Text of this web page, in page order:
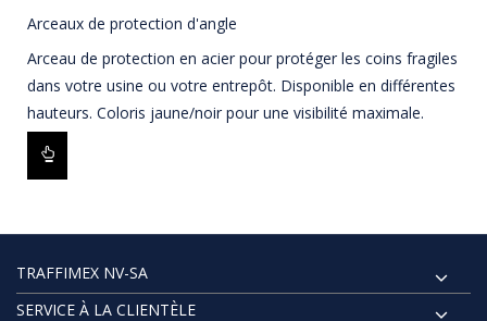
Arceaux de protection d'angle
Arceau de protection en acier pour protéger les coins fragiles
dans votre usine ou votre entrepôt. Disponible en différentes
hauteurs. Coloris jaune/noir pour une visibilité maximale.
TRAFFIMEX NV-SA
SERVICE À LA CLIENTÈLE